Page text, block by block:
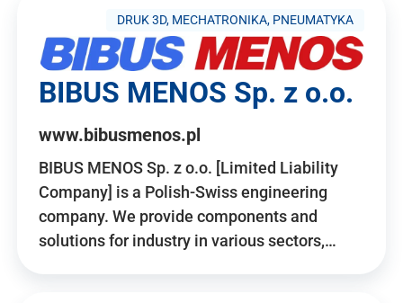
DRUK 3D, MECHATRONIKA, PNEUMATYKA
BIBUS MENOS Sp. z o.o.
www.bibusmenos.pl
BIBUS MENOS Sp. z o.o. [Limited Liability
Company] is a Polish-Swiss engineering
company. We provide components and
solutions for industry in various sectors,…